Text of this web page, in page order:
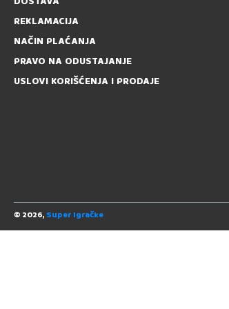
REKLAMACIJA
NAČIN PLAĆANJA
PRAVO NA ODUSTAJANJE
USLOVI KORIŠĆENJA I PRODAJE
© 2026, Super Igračke